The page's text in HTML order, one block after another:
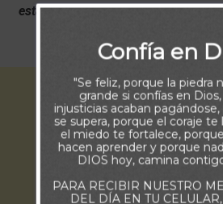
esta es la victoria que ha vencido al
Confía en
"Se feliz, porque la piedra
grande si confías en
injusticias acaban
se supera, porque el coraje te
el miedo te fortalece,
hacen aprender y porque
DIOS hoy, camina
PARA RECIBIR NUESTRO
DEL DÍA EN TU